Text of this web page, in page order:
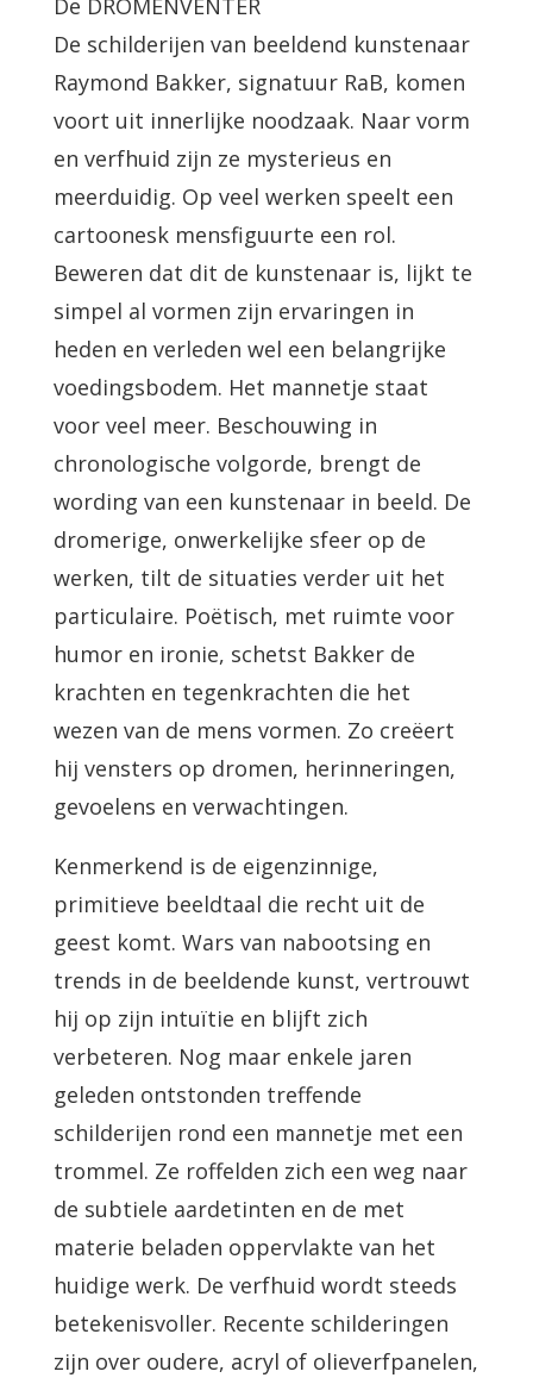
De DROMENVENTER
De schilderijen van beeldend kunstenaar
Raymond Bakker, signatuur RaB, komen
voort uit innerlijke noodzaak. Naar vorm
en verfhuid zijn ze mysterieus en
meerduidig. Op veel werken speelt een
cartoonesk mensfiguurte een rol.
Beweren dat dit de kunstenaar is, lijkt te
simpel al vormen zijn ervaringen in
heden en verleden wel een belangrijke
voedingsbodem. Het mannetje staat
voor veel meer. Beschouwing in
chronologische volgorde, brengt de
wording van een kunstenaar in beeld. De
dromerige, onwerkelijke sfeer op de
werken, tilt de situaties verder uit het
particulaire. Poëtisch, met ruimte voor
humor en ironie, schetst Bakker de
krachten en tegenkrachten die het
wezen van de mens vormen. Zo creëert
hij vensters op dromen, herinneringen,
gevoelens en verwachtingen.
Kenmerkend is de eigenzinnige,
primitieve beeldtaal die recht uit de
geest komt. Wars van nabootsing en
trends in de beeldende kunst, vertrouwt
hij op zijn intuïtie en blijft zich
verbeteren. Nog maar enkele jaren
geleden ontstonden treffende
schilderijen rond een mannetje met een
trommel. Ze roffelden zich een weg naar
de subtiele aardetinten en de met
materie beladen oppervlakte van het
huidige werk. De verfhuid wordt steeds
betekenisvoller. Recente schilderingen
zijn over oudere, acryl of olieverfpanelen,